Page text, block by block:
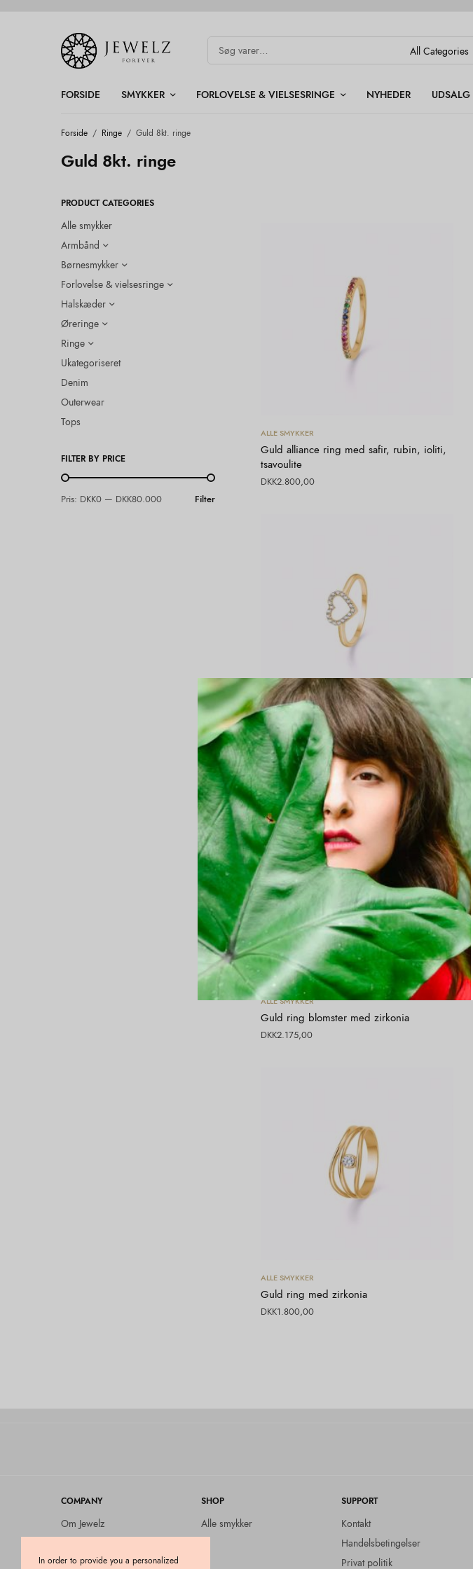
FORSIDE SMYKKER FORLOVELSE & VIELSESRINGE NYHEDER UDSALG
Forside / Ringe / Guld 8kt. ringe
Guld 8kt. ringe
PRODUCT CATEGORIES
Alle smykker
Armbånd
Børnesmykker
Forlovelse & vielsesringe
Halskæder
Øreringe
Ringe
Ukategoriseret
Denim
Outerwear
Tops
FILTER BY PRICE
Filter
Pris: DKK0 — DKK80.000
ALLE SMYKKER
Guld alliance ring med safir, rubin, ioliti,
tsavoulite
DKK2.800,00
Vælg muligheder
ALLE SMYKKER
Guld ring 8kt. hjerte med zirkonia
DKK1.250,00
Vælg muligheder
ALLE SMYKKER
Guld ring blomster med zirkonia
DKK2.175,00
ALLE SMYKKER
Guld ring med zirkonia
DKK1.800,00
COMPANY
Om Jewelz
Blog
SHOP
Alle smykker
SUPPORT
Kontakt
Handelsbetingelser
Privat politik
In order to provide you a personalized